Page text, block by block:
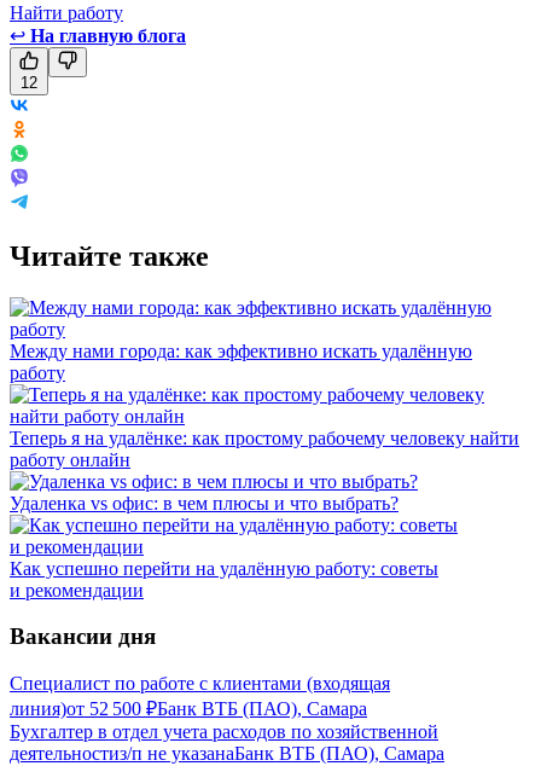
Найти работу
↩ На главную блога
12
Читайте также
Между нами города: как эффективно искать удалённую
работу
Теперь я на удалёнке: как простому рабочему человеку найти
работу онлайн
Удаленка vs офис: в чем плюсы и что выбрать?
Как успешно перейти на удалённую работу: советы
и рекомендации
Вакансии дня
Специалист по работе с клиентами (входящая
линия)от 52 500 ₽Банк ВТБ (ПАО), Самара
Бухгалтер в отдел учета расходов по хозяйственной
деятельностиз/п не указанаБанк ВТБ (ПАО), Самара